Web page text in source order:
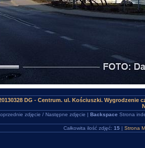
DG - Centrum. ul. Kościuszki. Wygrodzenie
zdjęcie / Następne zdjęcie | Backspace Strona
Całkowita ilość zdjęć: 15 | Strona